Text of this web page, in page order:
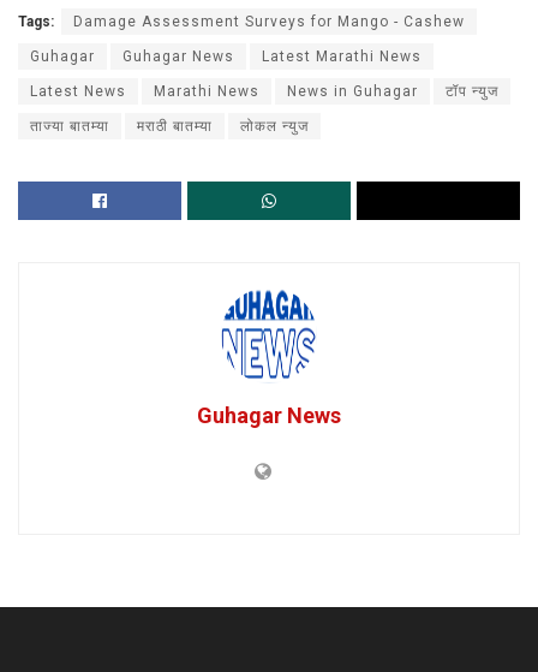
Tags: Damage Assessment Surveys for Mango - Cashew
Guhagar Guhagar News Latest Marathi News
Latest News Marathi News News in Guhagar टॉप न्युज
ताज्या बातम्या मराठी बातम्या लोकल न्युज
Guhagar News